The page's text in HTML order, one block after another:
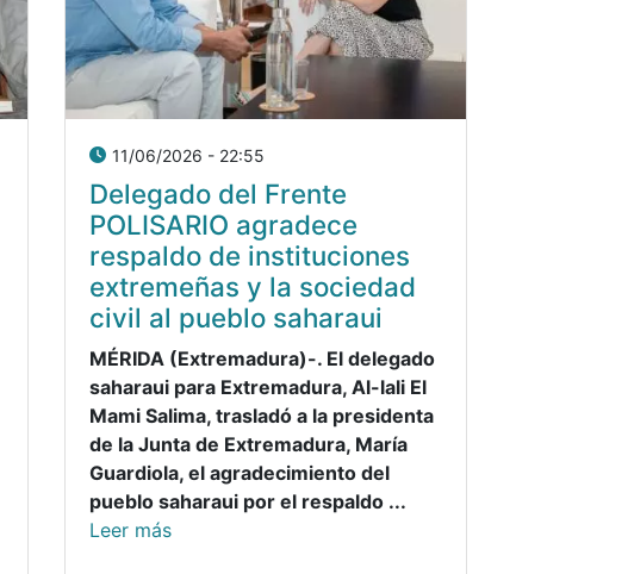
11/06/2026 - 22:55
Delegado del Frente
POLISARIO agradece
respaldo de instituciones
extremeñas y la sociedad
civil al pueblo saharaui
MÉRIDA (Extremadura)-. El delegado
saharaui para Extremadura, Al-lali El
Mami Salima, trasladó a la presidenta
de la Junta de Extremadura, María
Guardiola, el agradecimiento del
pueblo saharaui por el respaldo ...
Leer más